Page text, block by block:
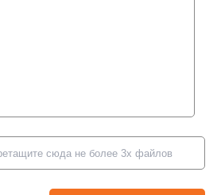
сюда не более 3х файлов